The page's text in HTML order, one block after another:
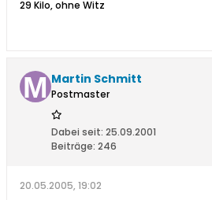
29 Kilo, ohne Witz
Martin Schmitt
Postmaster
Dabei seit: 25.09.2001
Beiträge: 246
20.05.2005, 19:02